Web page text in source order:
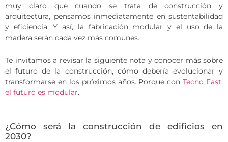
muy claro que cuando se trata de construcción y
arquitectura, pensamos inmediatamente en sustentabilidad
y eficiencia. Y así, la fabricación modular y el uso de la
madera serán cada vez más comunes.
Te invitamos a revisar la siguiente nota y conocer más sobre
el futuro de la construcción, cómo debería evolucionar y
transformarse en los próximos años. Porque conTecno Fast,
el futuro es modular.
¿Cómo será la construcción de edificios en
2030?